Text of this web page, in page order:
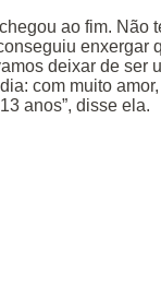
ao fim. Não
enxergar
deixar de ser
com muito
anos”, disse ela.